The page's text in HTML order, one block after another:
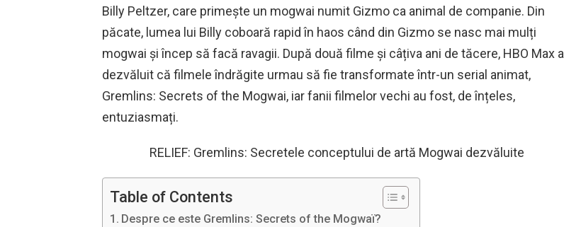
Billy Peltzer, care primește un mogwai numit Gizmo ca animal de companie. Din
păcate, lumea lui Billy coboară rapid în haos când din Gizmo se nasc mai mulți
mogwai și încep să facă ravagii. După două filme și câțiva ani de tăcere, HBO Max a
dezvăluit că filmele îndrăgite urmau să fie transformate într-un serial animat,
Gremlins: Secrets of the Mogwai, iar fanii filmelor vechi au fost, de înțeles,
entuziasmați.
RELIEF: Gremlins: Secretele conceptului de artă Mogwai dezvăluite
Table of Contents
Despre ce este Gremlins: Secrets of the Mogwaï?